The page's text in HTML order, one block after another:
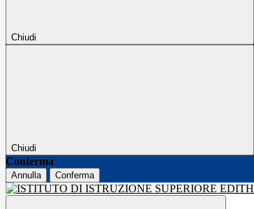
Chiudi
Chiudi
Conferma
Annulla Conferma